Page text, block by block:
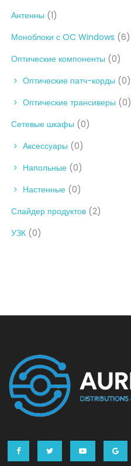
Антенны (1)
Моноблоки с OC Windows (6)
Оптические компоненты (0)
Оптические патч-корды (0)
Оптические трансиверы (0)
Сетевые шкафы (0)
Аксессуары (0)
Напольные (0)
Настенные (0)
Слайдер продуктов (2)
УЗК (0)